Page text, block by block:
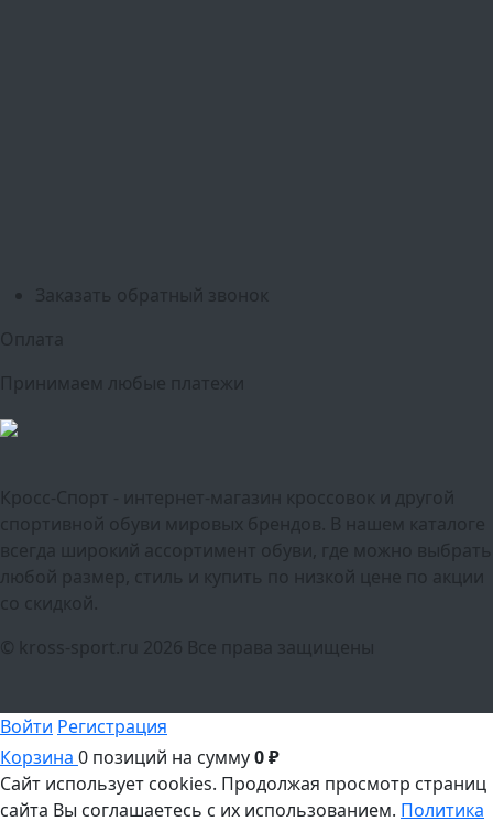
Заказать обратный звонок
Оплата
Принимаем любые платежи
Кросс-Спорт - интернет-магазин кроссовок и другой
спортивной обуви мировых брендов. В нашем каталоге
всегда широкий ассортимент обуви, где можно выбрать
любой размер, стиль и купить по низкой цене по акции
со скидкой.
© kross-sport.ru
2026 Все права защищены
Войти Регистрация
Корзина 0 позиций на сумму0 ₽
Сайт использует cookies. Продолжая просмотр страниц
сайта Вы соглашаетесь с их использованием. Политика